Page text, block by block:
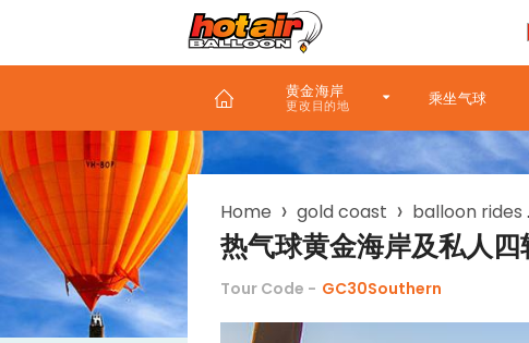
黄金海岸 乘坐气球
Breadcrumb
Home gold coast balloon rides
热气球黄金海岸及私人
Tour Code - GC30Southern